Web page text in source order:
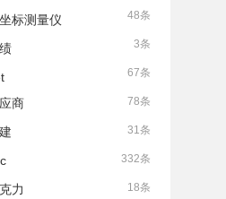
48条
标测量仪
3条
67条
78条
商
31条
332条
18条
力